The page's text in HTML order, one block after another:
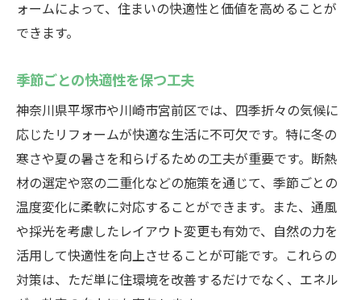
ォームによって、住まいの快適性と価値を高めることが
できます。
季節ごとの快適性を保つ工夫
神奈川県平塚市や川崎市宮前区では、四季折々の気候に
応じたリフォームが快適な生活に不可欠です。特に冬の
寒さや夏の暑さを和らげるための工夫が重要です。断熱
材の選定や窓の二重化などの施策を通じて、季節ごとの
温度変化に柔軟に対応することができます。また、通風
や採光を考慮したレイアウト変更も有効で、自然の力を
活用して快適性を向上させることが可能です。これらの
対策は、ただ単に住環境を改善するだけでなく、エネル